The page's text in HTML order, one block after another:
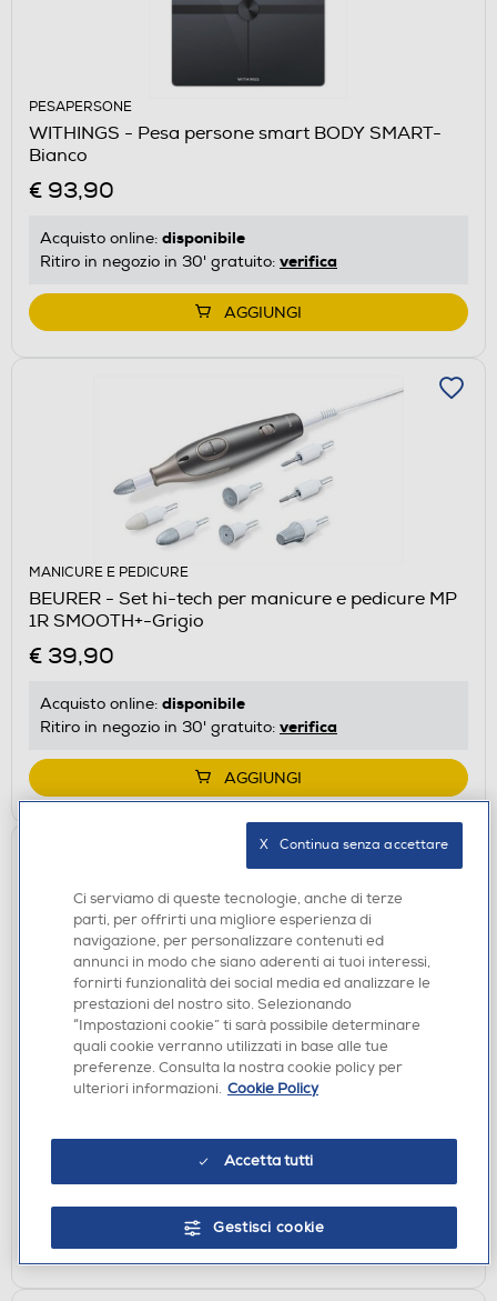
PESAPERSONE
WITHINGS - Pesa persone smart BODY SMART-
Bianco
€ 93,90
Acquisto online: disponibile
Ritiro in negozio in 30' gratuito: verifica
AGGIUNGI
MANICURE E PEDICURE
BEURER - Set hi-tech per manicure e pedicure MP
1R SMOOTH+-Grigio
€ 39,90
Acquisto online: disponibile
Ritiro in negozio in 30' gratuito: verifica
AGGIUNGI
ACCESSORI CURA E BELLEZZA
BEURER - Spazzola viso rotante FC 59-Nero /
argento
disponibile
Ci serviamo di queste tecnologie, anche di terze
parti, per offrirti una migliore esperienza di
navigazione, per personalizzare contenuti ed
annunci in modo che siano aderenti ai tuoi interessi,
fornirti funzionalità dei social media ed analizzare le
prestazioni del nostro sito. Selezionando
“Impostazioni cookie” ti sarà possibile determinare
quali cookie verranno utilizzati in base alle tue
preferenze. Consulta la nostra cookie policy per
ulteriori informazioni. Cookie Policy
Accetta tutti
Gestisci cookie
X   Continua senza accettare